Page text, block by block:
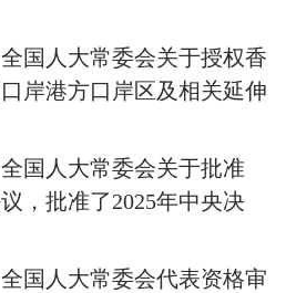
国人大常委会关于授权香
岸港方口岸区及相关延伸
国人大常委会关于批准
，批准了2025年中央决
国人大常委会代表资格审